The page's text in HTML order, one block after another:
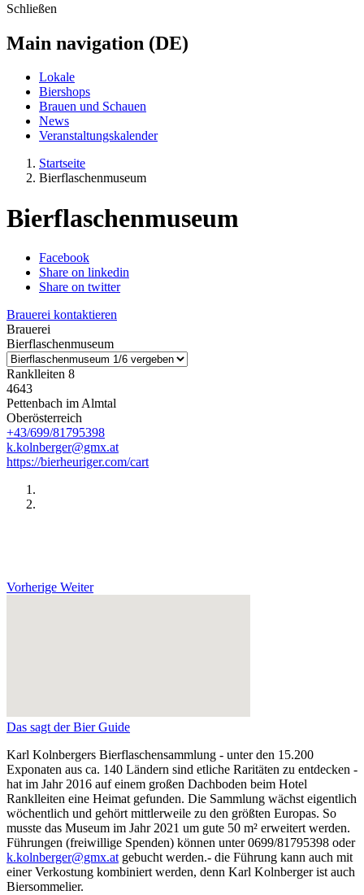
Schließen
Main navigation (DE)
Lokale
Biershops
Brauen und Schauen
News
Veranstaltungskalender
Startseite
Bierflaschenmuseum
Bierflaschenmuseum
Facebook
Share on linkedin
Share on twitter
Brauerei kontaktieren
Brauerei
Bierflaschenmuseum
Ranklleiten 8
4643
Pettenbach im Almtal
Oberösterreich
+43/699/81795398
k.kolnberger@gmx.at
https://bierheuriger.com/cart
Vorherige Weiter
Das sagt der Bier Guide
Karl Kolnbergers Bierflaschensammlung - unter den 15.200
Exponaten aus ca. 140 Ländern sind etliche Raritäten zu entdecken -
hat im Jahr 2016 auf einem großen Dachboden beim Hotel
Ranklleiten eine Heimat gefunden. Die Sammlung wächst eigentlich
wöchentlich und gehört mittlerweile zu den größten Europas. So
musste das Museum im Jahr 2021 um gute 50 m² erweitert werden.
Führungen (freiwillige Spenden) können unter 0699/81795398 oder
k.kolnberger@gmx.at gebucht werden.- die Führung kann auch mit
einer Verkostung kombiniert werden, denn Karl Kolnberger ist auch
Biersommelier.